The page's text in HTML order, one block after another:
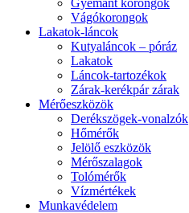
Gyémánt korongok
Vágókorongok
Lakatok-láncok
Kutyaláncok – póráz
Lakatok
Láncok-tartozékok
Zárak-kerékpár zárak
Mérőeszközök
Derékszögek-vonalzók
Hőmérők
Jelölő eszközök
Mérőszalagok
Tolómérők
Vízmértékek
Munkavédelem